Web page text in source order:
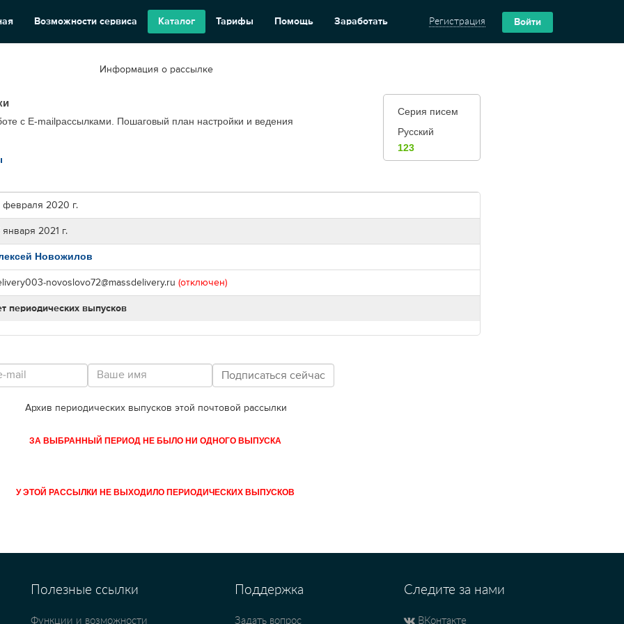
Возможности сервиса Каталог Тарифы Помощь Заработать Регистрация Войти
Информация о рассылке
Серия писем
Русский
123
с E-mailрассылками. Пошаговый план настройки и ведения
февраля 2020 г.
января 2021 г.
Новожилов
novoslovo72@massdelivery.ru (отключен)
периодических выпусков
Архив периодических выпусков этой почтовой рассылки
ЗА ВЫБРАННЫЙ ПЕРИОД НЕ БЫЛО НИ ОДНОГО ВЫПУСКА
У ЭТОЙ РАССЫЛКИ НЕ ВЫХОДИЛО ПЕРИОДИЧЕСКИХ ВЫПУСКОВ
Полезные ссылки
Функции и возможности
Поддержка
Задать вопрос
Следите за нами
ВКонтакте